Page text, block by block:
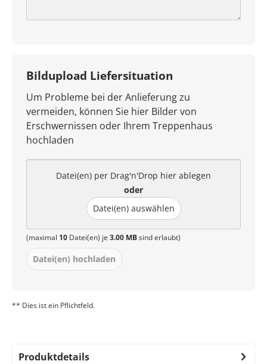
Bildupload Liefersituation
Um Probleme bei der Anlieferung zu
vermeiden, können Sie hier Bilder von
Erschwernissen oder Ihrem Treppenhaus
hochladen
Datei(en) per Drag'n'Drop hier ablegen
oder
Datei(en) auswählen
(maximal 10 Datei(en) je 3.00 MBsind erlaubt)
Datei(en) hochladen
** Dies ist ein Pflichtfeld.
Produktdetails